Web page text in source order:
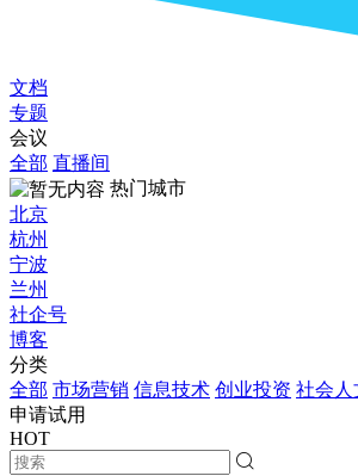
文档
专题
会议
全部 直播间
热门城市
北京
杭州
宁波
兰州
社企号
博客
分类
全部 市场营销 信息技术 创业投资 社会人
申请试用
HOT